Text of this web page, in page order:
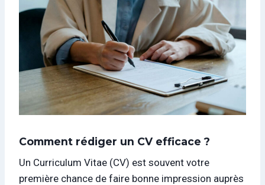
Comment rédiger un CV efficace ?
Un Curriculum Vitae (CV) est souvent votre
première chance de faire bonne impression auprès